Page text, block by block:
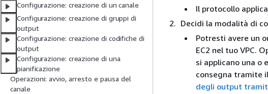
Configurazione: creazione di un canale
Configurazione: creazione di gruppi di
output
Configurazione: creazione di codifiche di
output
Configurazione: creazione di una
pianificazione
Operazioni: avvio, arresto e pausa del
canale
Il protocollo
Decidi la modalità di
Potresti avere un
EC2 nel tuo VPC.
si applicano una o
consegna tramite
degli output